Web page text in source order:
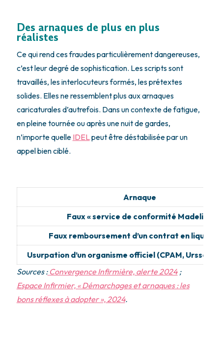
Des arnaques de plus en plus
réalistes
Ce qui rend ces fraudes particulièrement dangereuses,
c’est leur degré de sophistication. Les scripts sont
travaillés, les interlocuteurs formés, les prétextes
solides. Elles ne ressemblent plus aux arnaques
caricaturales d’autrefois. Dans un contexte de fatigue,
en pleine tournée ou après une nuit de gardes,
n’importe quelle IDELpeut être déstabilisée par un
appel bien ciblé.
Arnaque
Faux « service de conformité Madelin »
Faux remboursement d’un contrat en
Usurpation d’un organisme officiel (CPAM, Urssaf,
Sources : Convergence Infirmière, alerte 2024;
Espace Infirmier, « Démarchages et arnaques : les
bons réflexes à adopter », 2024.